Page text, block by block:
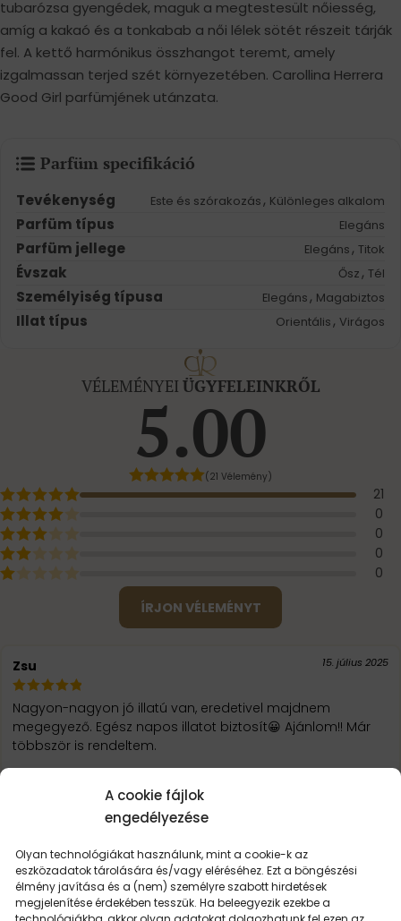
A cookie fájlok
engedélyezése
Olyan technológiákat használunk, mint a cookie-k az
eszközadatok tárolására és/vagy eléréséhez. Ezt a böngészési
élmény javítása és a (nem) személyre szabott hirdetések
megjelenítése érdekében tesszük. Ha beleegyezik ezekbe a
tubarózsa gyengédek, maguk a megtestesült nőiesség,
amíg a kakaó és a tonkabab a női lélek sötét részeit tárják
fel. A kettő harmónikus összhangot teremt, amely
izgalmassan terjed szét környezetében. Carollina Herrera
Good Girl parfümjének utánzata.
Parfüm specifikáció
Tevékenység Este és szórakozás , Különleges alkalom
Parfüm típus Elegáns
Parfüm jellege Elegáns , Titok
Évszak Ősz , Tél
Személyiség típusa Elegáns , Magabiztos
Illat típus Orientális , Virágos
VÉLEMÉNYEI ÜGYFELEINKRŐL
5.00
(21 Vélemény)
21
0
0
0
0
ÍRJON VÉLEMÉNYT
Zsu 15. július 2025
Nagyon-nagyon jó illatú van, eredetivel majdnem
megegyező. Egész napos illatot biztosít😀 Ajánlom!! Már
többször is rendeltem.
Horvâth Tímea Szilvia
Szuper termékek
Lídia 31. január 2025